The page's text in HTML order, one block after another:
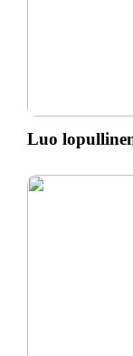
Luo